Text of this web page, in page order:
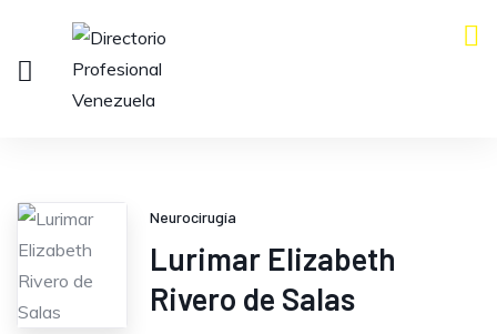
Neurocirugía
Lurimar Elizabeth
Rivero de Salas